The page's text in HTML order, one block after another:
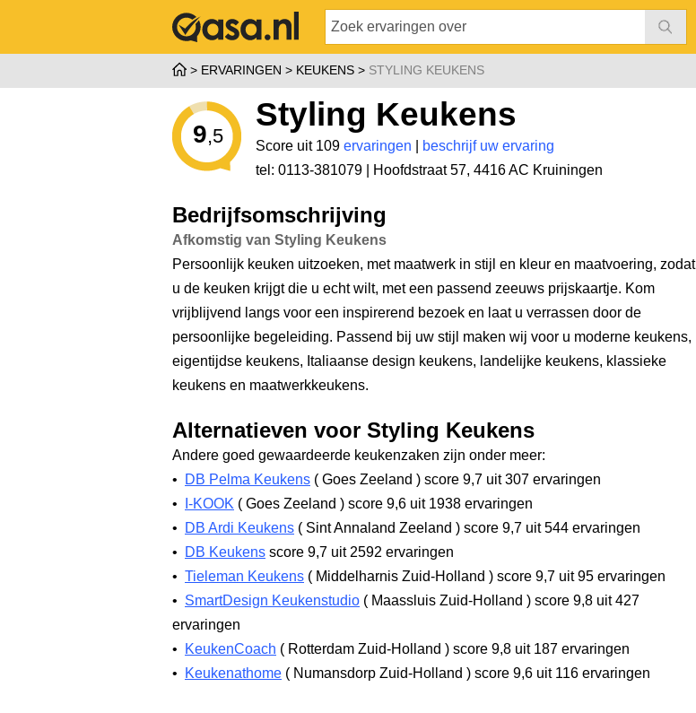
ERVARINGEN KEUKENS STYLING KEUKENS
9,5
Styling Keukens
Score uit 109 ervaringen
beschrijf uw ervaring
tel: 0113-381079 |
Hoofdstraat 57, 4416 AC Kruiningen
Bedrijfsomschrijving
Afkomstig van Styling Keukens
Persoonlijk keuken uitzoeken, met maatwerk in stijl en kleur en maatvoering, zodat
u de keuken krijgt die u echt wilt, met een passend zeeuws prijskaartje. Kom
vrijblijvend langs voor een inspirerend bezoek en laat u verrassen door de
persoonlijke begeleiding. Passend bij uw stijl maken wij voor u moderne keukens,
eigentijdse keukens, Italiaanse design keukens, landelijke keukens, klassieke
keukens en maatwerkkeukens.
Alternatieven voor Styling Keukens
Andere goed gewaardeerde keukenzaken zijn onder meer:
•
DB Pelma Keukens ( Goes Zeeland ) score 9,7 uit 307 ervaringen
•
I-KOOK ( Goes Zeeland ) score 9,6 uit 1938 ervaringen
•
DB Ardi Keukens ( Sint Annaland Zeeland ) score 9,7 uit 544 ervaringen
•
DB Keukens score 9,7 uit 2592 ervaringen
• Tieleman Keukens ( Middelharnis Zuid-Holland ) score 9,7 uit 95 ervaringen
• SmartDesign Keukenstudio ( Maassluis Zuid-Holland ) score 9,8 uit 427
ervaringen
•
KeukenCoach ( Rotterdam Zuid-Holland ) score 9,8 uit 187 ervaringen
•
Keukenathome ( Numansdorp Zuid-Holland ) score 9,6 uit 116 ervaringen